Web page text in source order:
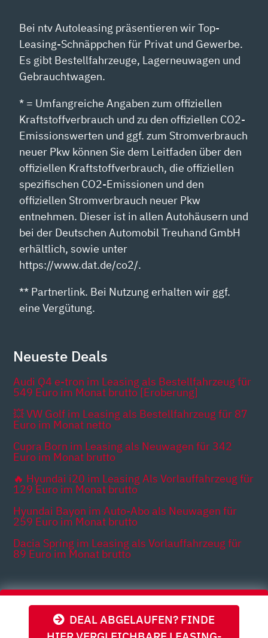
DEAL ABGELAUFEN? FINDE
Bei ntv Autoleasing präsentieren wir Top-
Leasing-Schnäppchen für Privat und Gewerbe.
Es gibt Bestellfahrzeuge, Lagerneuwagen und
Gebrauchtwagen.
* = Umfangreiche Angaben zum offiziellen
Kraftstoffverbrauch und zu den offiziellen CO2-
Emissionswerten und ggf. zum Stromverbrauch
neuer Pkw können Sie dem Leitfaden über den
offiziellen Kraftstoffverbrauch, die offiziellen
spezifischen CO2-Emissionen und den
offiziellen Stromverbrauch neuer Pkw
entnehmen. Dieser ist in allen Autohäusern und
bei der Deutschen Automobil Treuhand GmbH
erhältlich, sowie unter
https://www.dat.de/co2/.
** Partnerlink. Bei Nutzung erhalten wir ggf.
eine Vergütung.
Neueste Deals
Audi Q4 e-tron im Leasing als Bestellfahrzeug für
549 Euro im Monat brutto [Eroberung]
💥 VW Golf im Leasing als Bestellfahrzeug für 87
Euro im Monat netto
Cupra Born im Leasing als Neuwagen für 342
Euro im Monat brutto
🔥 Hyundai i20 im Leasing Als Vorlauffahrzeug für
129 Euro im Monat brutto
Hyundai Bayon im Auto-Abo als Neuwagen für
259 Euro im Monat brutto
Dacia Spring im Leasing als Vorlauffahrzeug für
89 Euro im Monat brutto